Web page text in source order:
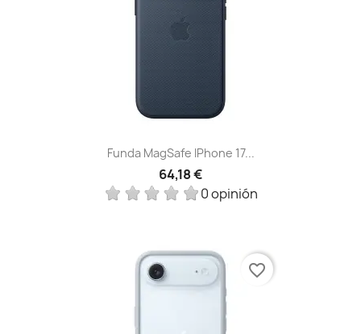
Funda MagSafe IPhone 17...
64,18 €
0 opinión
favorite_border